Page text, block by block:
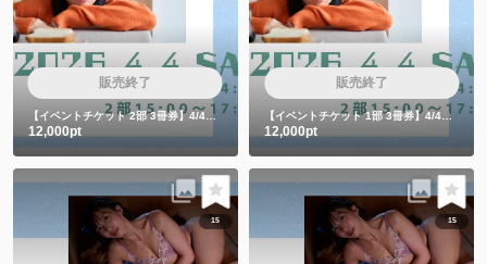
販売終了
【イベントチケット 2部 3冊券】4/4カレンダー発売イベント3冊券
12,000pt
販売終了
【イベントチケット 1部 3冊券】4/4カレンダー発売イベント3冊券
12,000pt
15 15